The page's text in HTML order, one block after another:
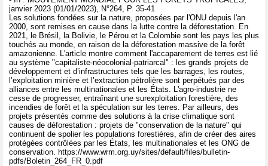
janvier 2023 (01/01/2023), N°264, P. 35-41
Les solutions fondées sur la nature, proposées par l'ONU depuis l'an
2000, sont remises en cause dans la lutte contre la déforestation. En
2021, le Brésil, la Bolivie, le Pérou et la Colombie sont les pays les plus
touchés au monde, en raison de la déforestation massive de la forêt
amazonienne. L'article montre comment l'accaparement de terres est lié
au système "capitaliste-néocolonial-patriarcal" : les grands projets de
développement et d’infrastructures tels que les barrages, les routes,
l’exploitation minière et l’extraction pétrolière sont perpétués par des
alliances entre les multinationales et les États. L'agro-industrie ne
cesse de progresser, entraînant une surexploitation forestière, des
incendies de forêt et la spéculation sur les terres. Par ailleurs, des
projets présentés comme des solutions à la crise climatique sont
causes de déforestation : projets de "conservation de la nature" qui
continuent de spolier les populations forestières, afin de créer des aires
protégées contrôlées par les États, les multinationales et les ONG de
conservation. https://www.wrm.org.uy/sites/default/files/bulletin-
pdfs/Boletin_264_FR_0.pdf